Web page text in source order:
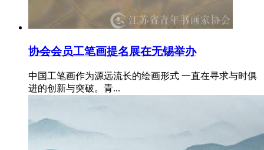
协会会员工笔画提名展在无锡举办
中国工笔画作为源远流长的绘画形式 一直在寻求与时俱
进的创新与突破。青...